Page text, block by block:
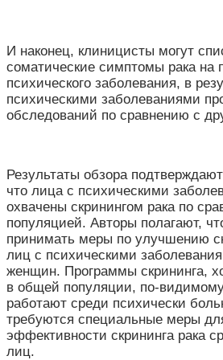
И наконец, клиницисты могут
соматические симптомы рака на
психического заболевания, в
психическими заболеваниями
обследований по сравнению с
Результаты обзора
что лица с психическими
охвачены скринингом рака по
популяцией. Авторы полагают,
принимать меры по улучшению
лиц с психическими
женщин. Программы скрининга,
в общей популяции, по-
работают среди психически
требуются специальные меры
эффективности скрининга рака
лиц.